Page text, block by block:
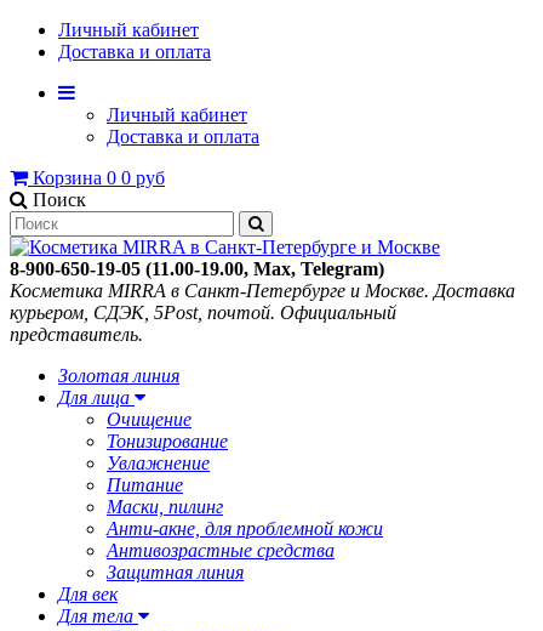
Личный кабинет
Доставка и оплата
Личный кабинет
Доставка и оплата
Корзина 0 0 руб
Поиск
8-900-650-19-05 (11.00-19.00, Max, Telegram)
Косметика MIRRA в Санкт-Петербурге и Москве. Доставка
курьером, СДЭК, 5Post, почтой. Официальный
представитель.
Золотая линия
Для лица
Очищение
Тонизирование
Увлажнение
Питание
Маски, пилинг
Анти-акне, для проблемной кожи
Антивозрастные средства
Защитная линия
Для век
Для тела